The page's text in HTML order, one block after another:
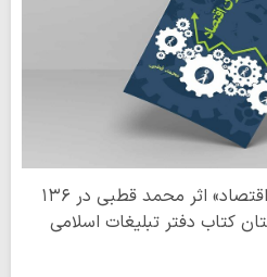
حوزه/ کتاب «تولید، پیشران اقتصاد» اثر محمد قطبی در ۱۳۶
کتاب دفتر تبلیغات اسلامی